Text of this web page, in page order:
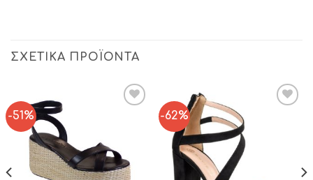
ΣΧΕΤΙΚΆ ΠΡΟΪΌΝΤΑ
-51% -62%